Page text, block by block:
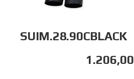
SUIM.28.90CBLACK
1.206,00